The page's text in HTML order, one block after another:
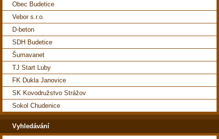
Obec Budetice
Vebor s.r.o.
D-beton
SDH Budetice
Šumavanet
TJ Start Luby
FK Dukla Janovice
SK Kovodružstvo Strážov
Sokol Chudenice
Vyhledávání